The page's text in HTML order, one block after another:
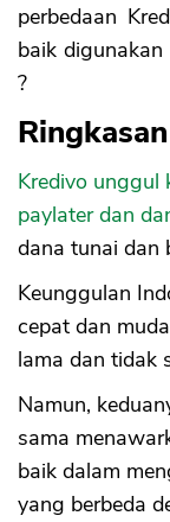
perbedaan
baik
?
Kredivo unggul
paylater dan
dana tunai dan
Keunggulan
cepat dan
lama dan tidak
Namun,
sama
baik dalam
yang berbeda